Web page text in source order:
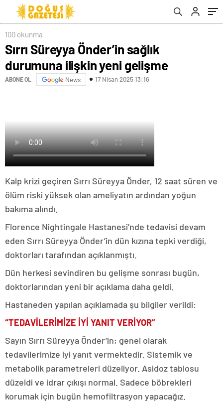
100 okunma
Sırrı Süreyya Önder’in sağlık
durumuna ilişkin yeni gelişme
ABONE OL News 17 Nisan 2025 13:16
Kalp krizi geçiren Sırrı Süreyya Önder, 12 saat süren ve
ölüm riski yüksek olan ameliyatın ardından yoğun
bakıma alındı.
Florence Nightingale Hastanesi’nde tedavisi devam
eden Sırrı Süreyya Önder’in dün kızına tepki verdiği,
doktorları tarafından açıklanmıştı.
Dün herkesi sevindiren bu gelişme sonrası bugün,
doktorlarından yeni bir açıklama daha geldi.
Hastaneden yapılan açıklamada şu bilgiler verildi:
“TEDAVİLERİMİZE İYİ YANIT VERİYOR”
Sayın Sırrı Süreyya Önder’in; genel olarak
tedavilerimize iyi yanıt vermektedir. Sistemik ve
metabolik parametreleri düzeliyor. Asidoz tablosu
düzeldi ve idrar çıkışı normal. Sadece böbrekleri
korumak için bugün hemofiltrasyon yapacağız.